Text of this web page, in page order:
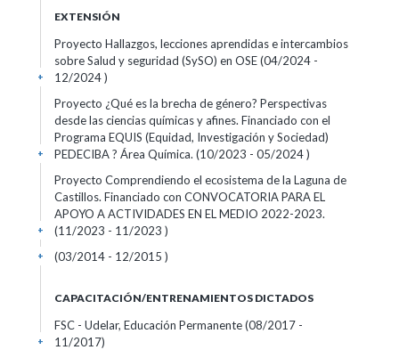
EXTENSIÓN
Proyecto Hallazgos, lecciones aprendidas e intercambios
sobre Salud y seguridad (SySO) en OSE (04/2024 -
12/2024 )
+
Proyecto ¿Qué es la brecha de género? Perspectivas
desde las ciencias químicas y afines. Financiado con el
Programa EQUIS (Equidad, Investigación y Sociedad)
PEDECIBA ? Área Química. (10/2023 - 05/2024 )
+
Proyecto Comprendiendo el ecosistema de la Laguna de
Castillos. Financiado con CONVOCATORIA PARA EL
APOYO A ACTIVIDADES EN EL MEDIO 2022-2023.
(11/2023 - 11/2023 )
+
(03/2014 - 12/2015 )
+
CAPACITACIÓN/ENTRENAMIENTOS DICTADOS
FSC - Udelar, Educación Permanente (08/2017 -
11/2017)
+